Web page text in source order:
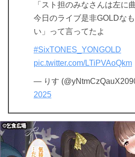
「スト担のみなさんは左に
今日のライブ是非GOLDな
い」って言ってたよ
#SixTONES_YONGOLD
pic.twitter.com/LTiPVAoQkm
— りす
2025